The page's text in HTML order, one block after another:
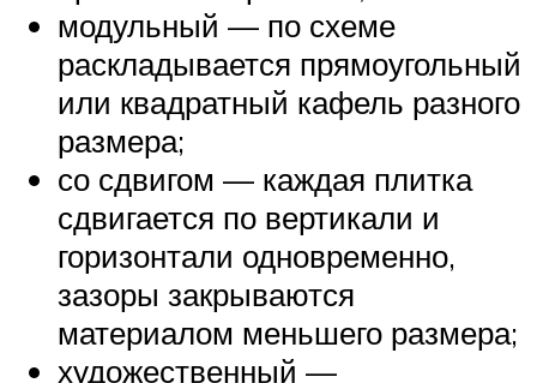
модульный — по схеме
раскладывается прямоугольный
или квадратный кафель разного
размера;
со сдвигом — каждая плитка
сдвигается по вертикали и
горизонтали одновременно,
зазоры закрываются
материалом меньшего размера;
художественный —